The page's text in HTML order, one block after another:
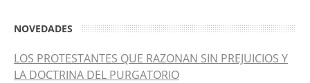
NOVEDADES
LOS PROTESTANTES QUE RAZONAN SIN PREJUICIOS Y
LA DOCTRINA DEL PURGATORIO